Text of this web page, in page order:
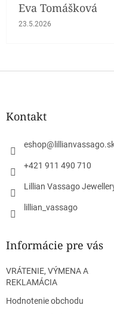
Eva Tomášková
Hodnotenie obchodu je 5
23.5.2026
Z
Kontakt
eshop@
+421 911 490 710
Lillian Vassago
lillian_vassago
Informácie pre vás
VRÁTENIE, VÝMENA A
REKLAMÁCIA
Hodnotenie obchodu